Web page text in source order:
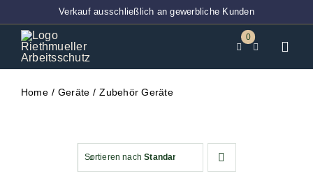
Inhalt
springen
Verkauf ausschließlich an gewerbliche Kunden
0
Home Geräte Zubehör Geräte
Sortieren nachStandardsortierung